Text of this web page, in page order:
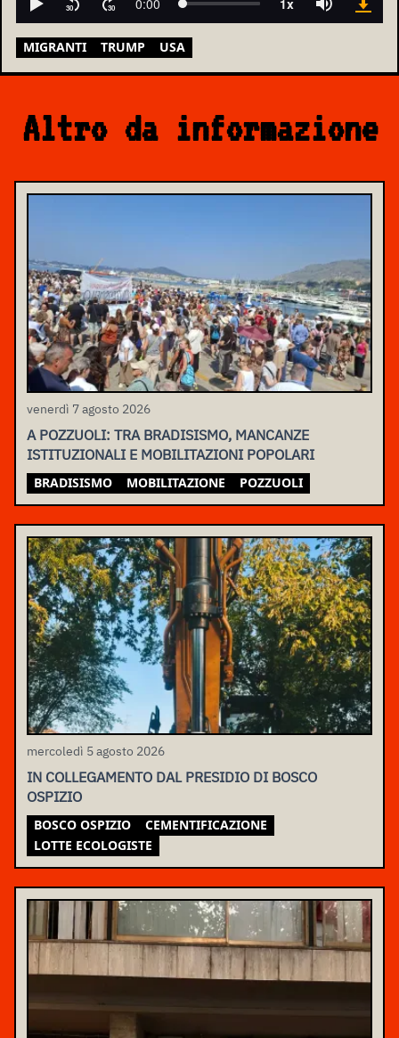
MIGRANTI TRUMP USA
Altro da informazione
venerdì 7 agosto 2026
A POZZUOLI: TRA BRADISISMO, MANCANZE
ISTITUZIONALI E MOBILITAZIONI POPOLARI
BRADISISMO MOBILITAZIONE POZZUOLI
mercoledì 5 agosto 2026
IN COLLEGAMENTO DAL PRESIDIO DI BOSCO
OSPIZIO
BOSCO OSPIZIO
CEMENTIFICAZIONE
LOTTE ECOLOGISTE